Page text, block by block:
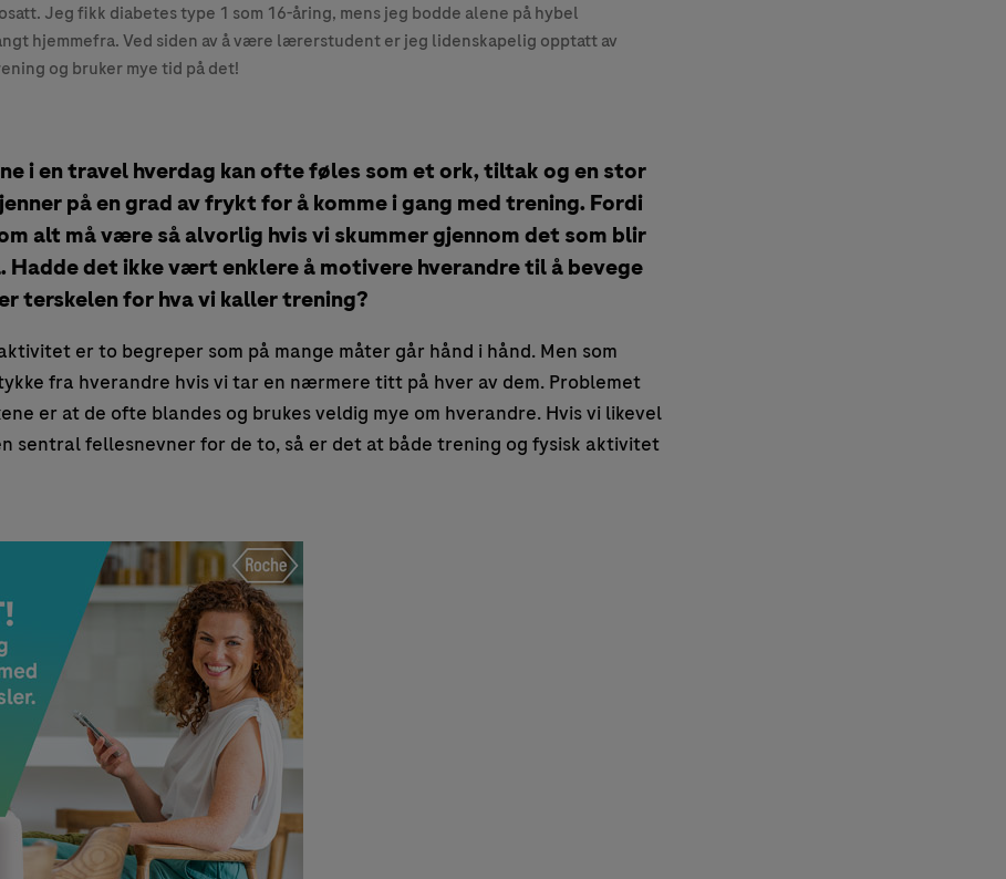
Jeg fikk diabetes type 1 som 16-åring, mens jeg bodde alene på hybel
hjemmefra. Ved siden av å være lærerstudent er jeg lidenskapelig opptatt av
og bruker mye tid på det!
i en travel hverdag kan ofte føles som et ork, tiltak og en stor
på en grad av frykt for å komme i gang med trening. Fordi
alt må være så alvorlig hvis vi skummer gjennom det som blir
Hadde det ikke vært enklere å motivere hverandre til å bevege
terskelen for hva vi kaller trening?
er to begreper som på mange måter går hånd i hånd. Men som
fra hverandre hvis vi tar en nærmere titt på hver av dem. Problemet
er at de ofte blandes og brukes veldig mye om hverandre. Hvis vi likevel
sentral fellesnevner for de to, så er det at både trening og fysisk aktivitet